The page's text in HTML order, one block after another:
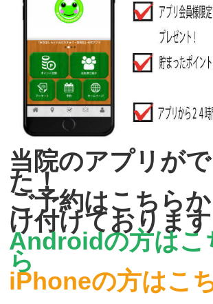
当院のアプリが
た！
ご予約はこちら
け付けております
Androidの方はこ
ら
iPhoneの方はこ